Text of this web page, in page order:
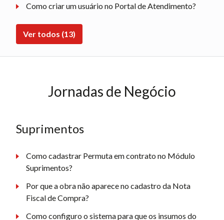
Como criar um usuário no Portal de Atendimento?
Ver todos (13)
Jornadas de Negócio
Suprimentos
Como cadastrar Permuta em contrato no Módulo
Suprimentos?
Por que a obra não aparece no cadastro da Nota
Fiscal de Compra?
Como configuro o sistema para que os insumos do